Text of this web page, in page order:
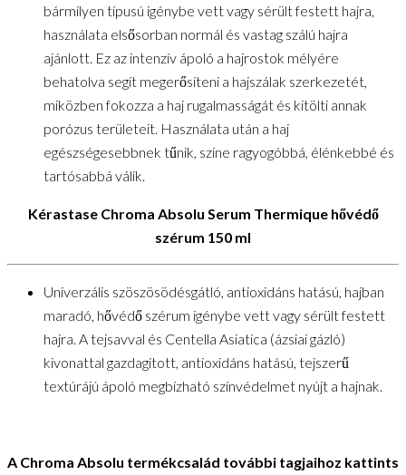
bármilyen típusú igénybe vett vagy sérült festett hajra,
használata elsősorban normál és vastag szálú hajra
ajánlott. Ez az intenzív ápoló a hajrostok mélyére
behatolva segít megerősíteni a hajszálak szerkezetét,
miközben fokozza a haj rugalmasságát és kitölti annak
porózus területeit. Használata után a haj
egészségesebbnek tűnik, színe ragyogóbbá, élénkebbé és
tartósabbá válik.
Kérastase Chroma Absolu Serum Thermique hővédő
szérum 150 ml
Univerzális szöszösödésgátló, antioxidáns hatású, hajban
maradó, hővédő szérum igénybe vett vagy sérült festett
hajra. A tejsavval és Centella Asiatica (ázsiai gázló)
kivonattal gazdagított, antioxidáns hatású, tejszerű
textúrájú ápoló megbízható színvédelmet nyújt a hajnak.
A Chroma Absolu termékcsalád további tagjaihoz kattints